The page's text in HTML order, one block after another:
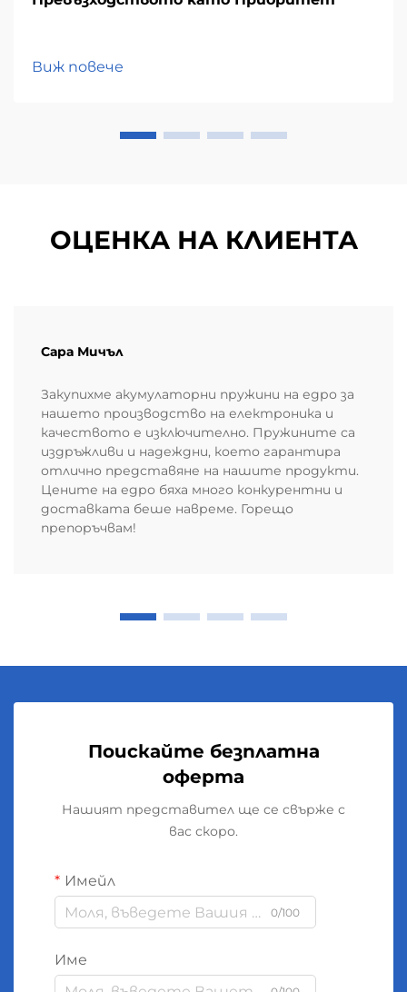
Виж повече
ОЦЕНКА НА КЛИЕНТА
Сара Мичъл
Закупихме акумулаторни пружини на едро за
нашето производство на електроника и
качеството е изключително. Пружините са
издръжливи и надеждни, което гарантира
отлично представяне на нашите продукти.
Цените на едро бяха много конкурентни и
доставката беше навреме. Горещо
препоръчвам!
Поискайте безплатна
оферта
Нашият представител ще се свърже с
вас скоро.
Имейл
0/100
Име